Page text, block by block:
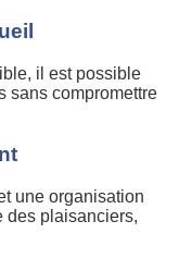
il est possible
sans compromettre
une organisation
des plaisanciers,